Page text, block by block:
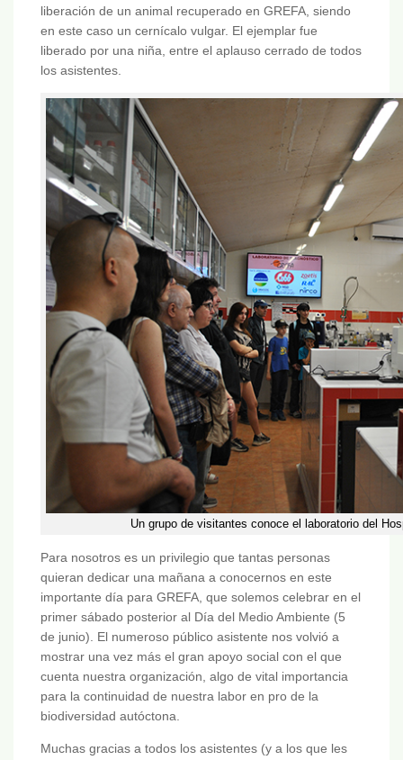
liberación de un animal recuperado en GREFA, siendo
en este caso un cernícalo vulgar. El ejemplar fue
liberado por una niña, entre el aplauso cerrado de todos
los asistentes.
Un grupo de visitantes conoce el laboratorio del
Para nosotros es un privilegio que tantas personas
quieran dedicar una mañana a conocernos en este
importante día para GREFA, que solemos celebrar en el
primer sábado posterior al Día del Medio Ambiente (5
de junio). El numeroso público asistente nos volvió a
mostrar una vez más el gran apoyo social con el que
cuenta nuestra organización, algo de vital importancia
para la continuidad de nuestra labor en pro de la
biodiversidad autóctona.
Muchas gracias a todos los asistentes (y a los que les